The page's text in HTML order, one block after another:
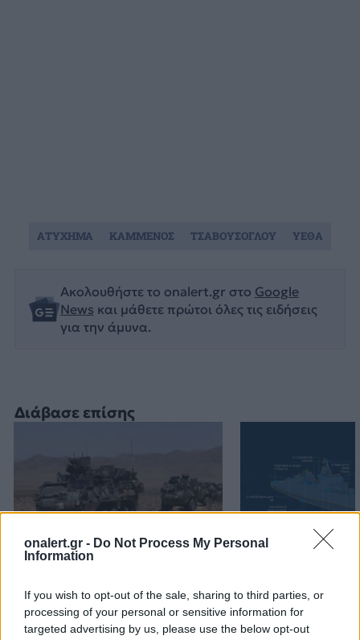
onalert.gr - Do Not Process My Personal
Information
If you wish to opt-out of the sale, sharing to third parties, or
processing of your personal or sensitive information for
targeted advertising by us, please use the below opt-out
Διάβασε επίσης
Ξηράς μέσω EDA: Θετικές
οι ΗΠΑ – Αναμονή για
κλάσης
θα είναι από
Ακολουθήστε το onalert.gr στο Google
News και μάθετε πρώτοι όλες τις ειδήσεις
για την άμυνα.
ΑΤΥΧΗΜΑ ΚΑΜΜΕΝΟΣ ΤΣΑΒΟΥΣΟΓΛΟΥ ΥΕΘΑ